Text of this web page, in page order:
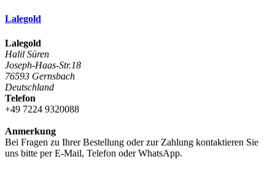
Lalegold
Lalegold
Halil Süren
Joseph-Haas-Str.18
76593 Gernsbach
Deutschland
Telefon
+49 7224 9320088
Anmerkung
Bei Fragen zu Ihrer Bestellung oder zur Zahlung kontaktieren Sie
uns bitte per E-Mail, Telefon oder WhatsApp.